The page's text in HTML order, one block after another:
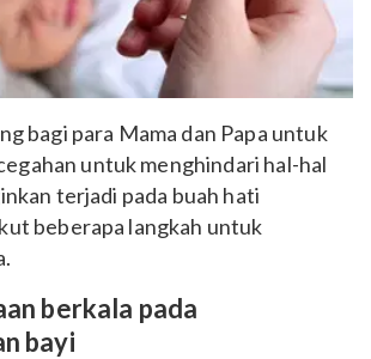
bagi para Mama dan Papa untuk
untuk menghindari hal-hal
terjadi pada buah hati
beberapa langkah untuk
berkala pada
bayi